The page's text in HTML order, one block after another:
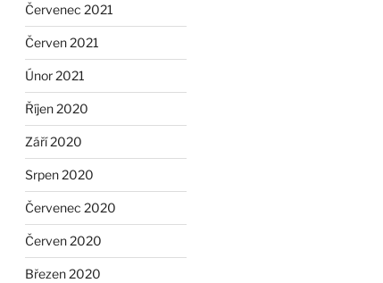
Červenec 2021
Červen 2021
Únor 2021
Říjen 2020
Září 2020
Srpen 2020
Červenec 2020
Červen 2020
Březen 2020